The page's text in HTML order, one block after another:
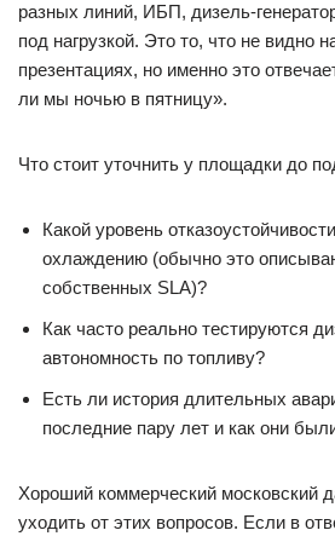
разных линий, ИБП, дизель-
под нагрузкой. Это то, что не видно
презентациях, но именно это
ли мы ночью в пятницу».
Что стоит уточнить у площадки до
Какой уровень
охлаждению (обычно это
собственных SLA)?
Как часто реально тестируются
автономность по топливу?
Есть ли история длительных
последние пару лет и как они
Хороший коммерческий московский
уходить от этих вопросов. Если в